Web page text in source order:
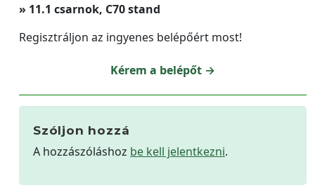
» 11.1 csarnok, C70 stand
Regisztráljon az ingyenes belépőért most!
Kérem a belépőt →
Szóljon hozzá
A hozzászóláshoz be kell jelentkezni.